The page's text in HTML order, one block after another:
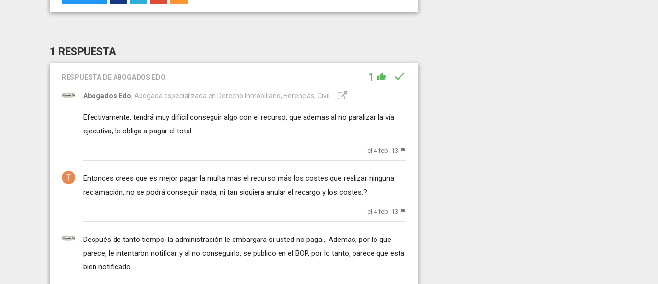
1 RESPUESTA
RESPUESTA DE ABOGADOS EDO 1
Abogados Edo, Abogada especializada en Derecho Inmobiliario, Herencias, Civil...
Efectivamente, tendrá muy difícil conseguir algo con el recurso, que ademas al no paralizar la vía
ejecutiva, le obliga a pagar el total...
el 4 feb. 13
Entonces crees que es mejor pagar la multa mas el recurso más los costes que realizar ninguna
reclamación, no se podrá conseguir nada, ni tan siquiera anular el recargo y los costes.?
el 4 feb. 13
Después de tanto tiempo, la administración le embargara si usted no paga... Ademas, por lo que
parece, le intentaron notificar y al no conseguirlo, se publico en el BOP, por lo tanto, parece que esta
bien notificado...